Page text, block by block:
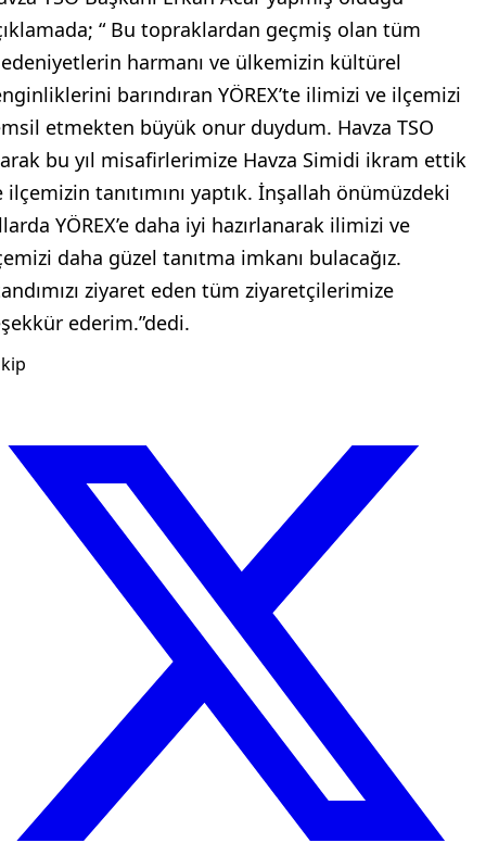
“ Bu topraklardan geçmiş olan tüm
harmanı ve ülkemizin kültürel
barındıran YÖREX’te ilimizi ve ilçemizi
etmekten büyük onur duydum. Havza TSO
bu yıl misafirlerimize Havza Simidi ikram ettik
ilçemizin tanıtımını yaptık. İnşallah önümüzdeki
YÖREX’e daha iyi hazırlanarak ilimizi ve
daha güzel tanıtma imkanı bulacağız.
ziyaret eden tüm ziyaretçilerimize
ederim.”dedi.